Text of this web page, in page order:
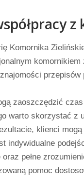
Komornika
zaoszczędzić
warto skorzystać
klienci
indywidualne
pełne
pomoc